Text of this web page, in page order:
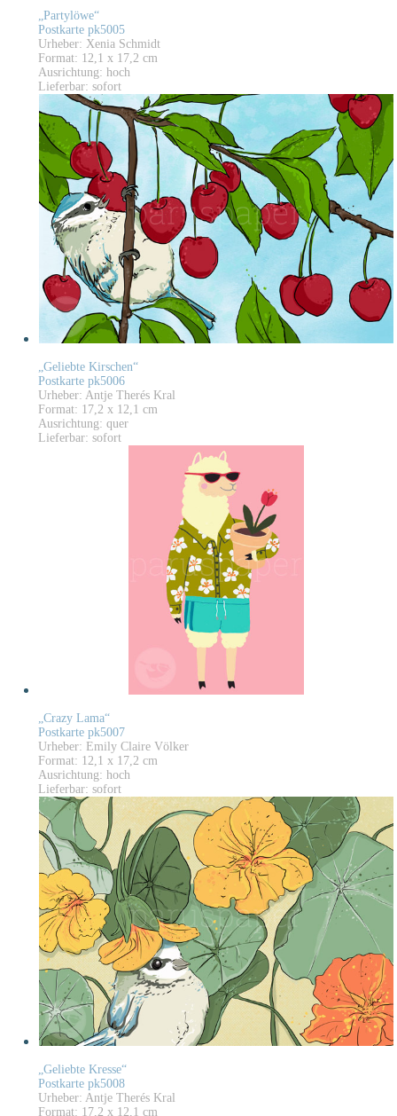
„Partylöwe“
Postkarte pk5005
Urheber: Xenia Schmidt
Format: 12,1 x 17,2 cm
Ausrichtung: hoch
Lieferbar: sofort
„Geliebte Kirschen“
Postkarte pk5006
Urheber: Antje Therés Kral
Format: 17,2 x 12,1 cm
Ausrichtung: quer
Lieferbar: sofort
„Crazy Lama“
Postkarte pk5007
Urheber: Emily Claire Völker
Format: 12,1 x 17,2 cm
Ausrichtung: hoch
Lieferbar: sofort
„Geliebte Kresse“
Postkarte pk5008
Urheber: Antje Therés Kral
Format: 17,2 x 12,1 cm